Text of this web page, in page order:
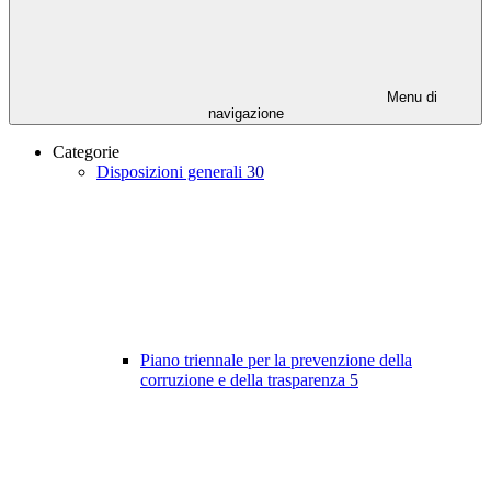
Menu di
navigazione
Categorie
Disposizioni generali 30
Piano triennale per la prevenzione della
corruzione e della trasparenza 5